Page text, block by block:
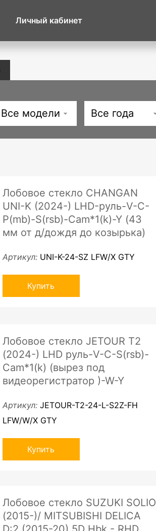
Личный кабинет
Все модели Все года
Лобовое стекло CHANGAN
UNI-K (2024-) LHD-руль-V-C-
P(mb)-S(rsb)-Cam*1(k)-Y (43
мм от д/дождя до козырька)
Артикул: UNI-K-24-SZ LFW/X GTY
Купить
Лобовое стекло JETOUR T2
(2024-) LHD руль-V-C-S(rsb)-
Cam*1(k) (вырез под
видеорегистратор )-W-Y
Артикул: JETOUR-T2-24-L-S2Z-FH
LFW/W/X GTY
Купить
Лобовое стекло SUZUKI SOLIO
(2015-)/ MITSUBISHI DELICA